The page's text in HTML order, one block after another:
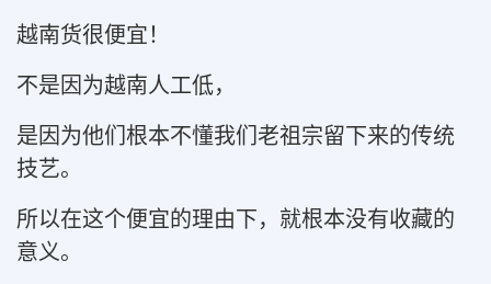
越南货很便宜！
不是因为越南人工低，
是因为他们根本不懂我们老祖宗留下来的传统
技艺。
所以在这个便宜的理由下，就根本没有收藏的
意义。